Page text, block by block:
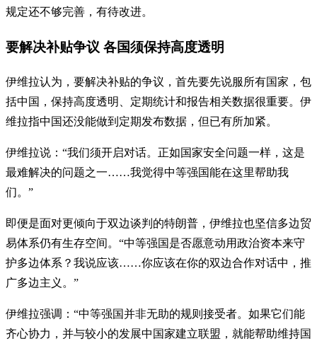
规定还不够完善，有待改进。
要解决补贴争议 各国须保持高度透明
伊维拉认为，要解决补贴的争议，首先要先说服所有国家，包
括中国，保持高度透明、定期统计和报告相关数据很重要。伊
维拉指中国还没能做到定期发布数据，但已有所加紧。
伊维拉说：“我们须开启对话。正如国家安全问题一样，这是
最难解决的问题之一……我觉得中等强国能在这里帮助我
们。”
即便是面对更倾向于双边谈判的特朗普，伊维拉也坚信多边贸
易体系仍有生存空间。“中等强国是否愿意动用政治资本来守
护多边体系？我说应该……你应该在你的双边合作对话中，推
广多边主义。”
伊维拉强调：“中等强国并非无助的规则接受者。如果它们能
齐心协力，并与较小的发展中国家建立联盟，就能帮助维持国